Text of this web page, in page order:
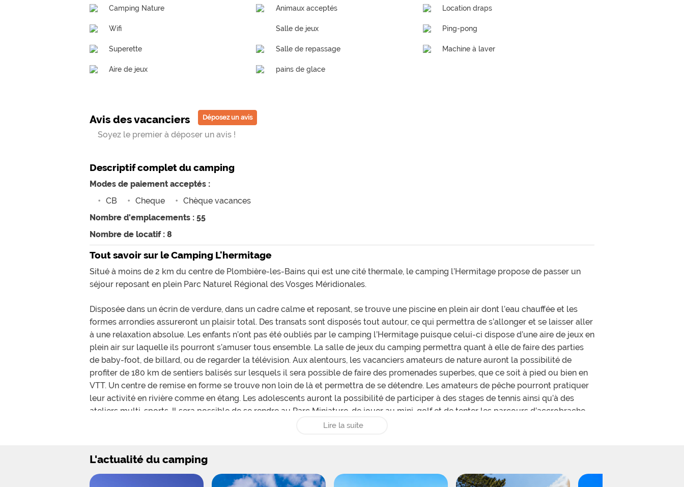
Camping Nature Animaux acceptés Location draps
Wifi Salle de jeux Ping-pong
Superette Salle de repassage Machine à laver
Aire de jeux pains de glace
Avis des vacanciers Déposez un avis
Soyez le premier à déposer un avis !
Descriptif complet du camping
Modes de paiement acceptés :
CB
Cheque
Chèque vacances
Nombre d'emplacements : 55
Nombre de locatif : 8
Tout savoir sur le Camping L'hermitage
Situé à moins de 2 km du centre de Plombière-les-Bains qui est une cité thermale, le camping l’Hermitage propose de passer un
séjour reposant en plein Parc Naturel Régional des Vosges Méridionales.
Disposée dans un écrin de verdure, dans un cadre calme et reposant, se trouve une piscine en plein air dont l’eau chauffée et les
formes arrondies assureront un plaisir total. Des transats sont disposés tout autour, ce qui permettra de s’allonger et se laisser aller
à une relaxation absolue. Les enfants n’ont pas été oubliés par le camping l’Hermitage puisque celui-ci dispose d’une aire de jeux en
plein air sur laquelle ils pourront s’amuser tous ensemble. La salle de jeux du camping permettra quant à elle de faire des parties
de baby-foot, de billard, ou de regarder la télévision. Aux alentours, les vacanciers amateurs de nature auront la possibilité de
profiter de 180 km de sentiers balisés sur lesquels il sera possible de faire des promenades superbes, que ce soit à pied ou bien en
VTT. Un centre de remise en forme se trouve non loin de là et permettra de se détendre. Les amateurs de pêche pourront pratiquer
leur activité en rivière comme en étang. Les adolescents auront la possibilité de participer à des stages de tennis ainsi qu’à des
ateliers multi-sports. Il sera possible de se rendre au Parc Miniature, de jouer au mini-golf et de tenter les parcours d’accrobrache.
En hiver, les vacanciers pourront rejoindre les pistes de Gerardmer ou de la Bresse et skier.
en terrasse, sont délimités et ombragés. Des mobil-homes très confortables sont proposés à la location et permettront de passer
un séjour idéal en famille. Ces hébergements disposent de chambres, d’une cuisine équipée, d’un séjour, d’une salle d’eau et d’une
Lire la suite
L'actualité du camping